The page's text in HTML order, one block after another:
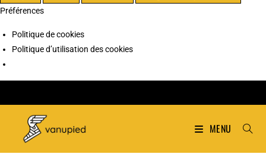
Préférences
Politique de cookies
Politique d’utilisation des cookies
MENU